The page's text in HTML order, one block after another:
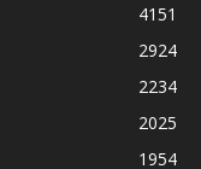
4151
2924
2234
2025
1954